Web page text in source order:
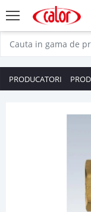
PRODUCATORI